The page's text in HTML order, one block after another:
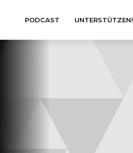
PODCAST UNTERSTÜTZEN!